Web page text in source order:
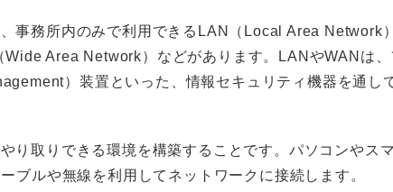
事務所内のみで利用できるLAN（Local Area Network
Wide Area Network）などがあります。LANやWANは、
）装置といった、情報セキュリティ機器を通し
り取りできる環境を構築することです。パソコンやス
ブルや無線を利用してネットワークに接続します。